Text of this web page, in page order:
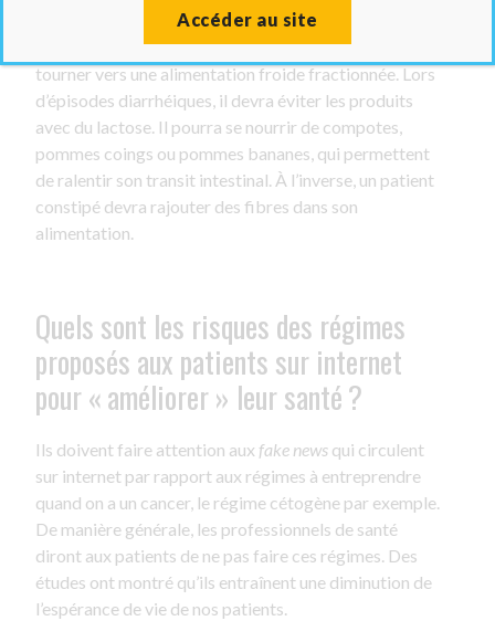
adaptés aux effets secondaires de leur traitement. Si
un patient a de la nausée, nous lui conseillons de se
tourner vers une alimentation froide fractionnée. Lors
d’épisodes diarrhéiques, il devra éviter les produits
avec du lactose. Il pourra se nourrir de compotes,
pommes coings ou pommes bananes, qui permettent
de ralentir son transit intestinal. À l’inverse, un patient
constipé devra rajouter des fibres dans son
alimentation.
Quels sont les risques des régimes
proposés aux patients sur internet
pour « améliorer » leur santé ?
Ils doivent faire attention aux fake news qui circulent
sur internet par rapport aux régimes à entreprendre
quand on a un cancer, le régime cétogène par exemple.
De manière générale, les professionnels de santé
diront aux patients de ne pas faire ces régimes. Des
études ont montré qu’ils entraînent une diminution de
l’espérance de vie de nos patients.
Accéder au site